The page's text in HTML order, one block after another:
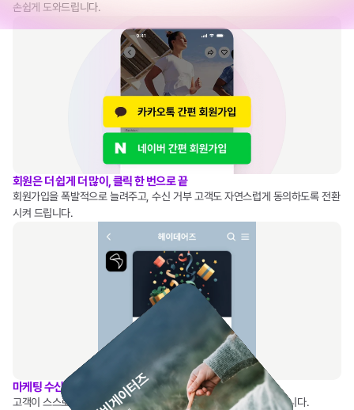
손쉽게 도와드립니다.
회원은 더 쉽게 더 많이, 클릭 한 번으로 끝
회원가입을 폭발적으로 늘려주고, 수신 거부 고객도 자연스럽게 동의하도록 전환
시켜 드립니다.
마케팅 수신 동의로 이어지는 자연스러운 고객 경험
고객이 스스로 마케팅 수신 동의를 할 수 있도록 흐름을 만들어 드립니다.